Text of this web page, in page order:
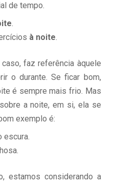
de tempo.
.
à noite.
caso, faz referência àquele
o durante. Se ficar bom,
é sempre mais frio. Mas
a noite, em si, ela se
exemplo é:
escura.
estamos considerando a